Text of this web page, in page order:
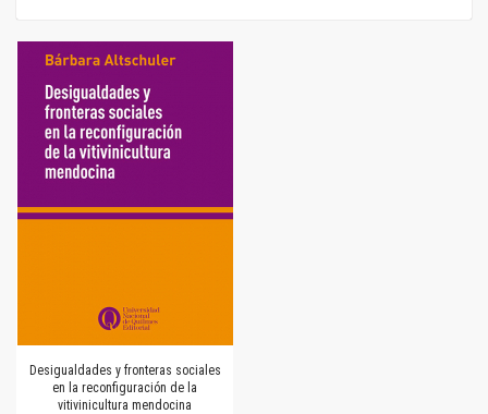
Desigualdades y fronteras sociales
en la reconfiguración de la
vitivinicultura mendocina